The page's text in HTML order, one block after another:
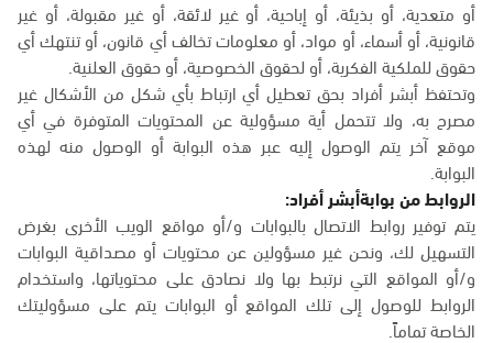
أو متعدية، أو بذيئة، أو إباحية، أو غير لائقة، أو غير مقبولة، أو غير
قانونية، أو أسماء، أو مواد، أو معلومات تخالف أي قانون، أو تنتهك أي
حقوق للملكية الفكرية، أو لحقوق الخصوصية، أو حقوق العلنية.
وتحتفظ أبشر أفراد بحق تعطيل أي ارتباط بأي شكل من الأشكال غير
مصرح به، ولا تتحمل أية مسؤولية عن المحتويات المتوفرة في أي
موقع آخر يتم الوصول إليه عبر هذه البوابة أو الوصول منه لهذه
البوابة.
الروابط من بوابةأبشر أفراد:
يتم توفير روابط الاتصال بالبوابات و/أو مواقع الويب الأخرى بغرض
التسهيل لك، ونحن غير مسؤولين عن محتويات أو مصداقية البوابات
و/أو المواقع التي نرتبط بها ولا نصادق على محتوياتها، واستخدام
الروابط للوصول إلى تلك المواقع أو البوابات يتم على مسؤوليتك
الخاصة تماماً.